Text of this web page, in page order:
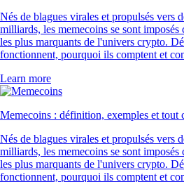
Nés de blagues virales et propulsés vers
milliards, les memecoins se sont imposés
les plus marquants de l'univers crypto.
fonctionnent, pourquoi ils comptent et
Learn more
Memecoins : définition, exemples et tout
Nés de blagues virales et propulsés vers
milliards, les memecoins se sont imposés
les plus marquants de l'univers crypto.
fonctionnent, pourquoi ils comptent et